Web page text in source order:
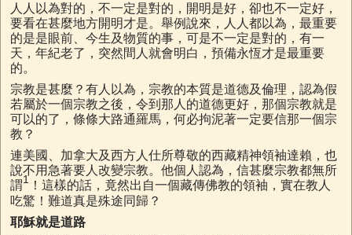
人人以為對的，不一定是對的，開明是好，卻也不一定好，
要看在甚麼地方開明才是。舉例說來，人人都以為，最重要
的是是眼前、今生及物質的事，可是不一定是對的，有一
天，年紀老了，突然間人就會明白，預備永恆才是最重要
的。
宗教是甚麼？有人以為，宗教的本質是道德及倫理，認為假
若屬於一個宗教之後，令到那人的道德更好，那個宗教就是
可以的了，條條大路通羅馬，何必拘泥著一定要信那一個宗
教？
連美國、加拿大及西方人仕所尊敬的西藏精神領袖達賴，也
說不用急著要人改變宗教。他個人認為，信甚麼宗教都無所
謂1 ！這樣的話，竟然出自一個藏傳佛教的領袖，實在教人
吃驚！難道真是殊途同歸？
耶穌就是道路